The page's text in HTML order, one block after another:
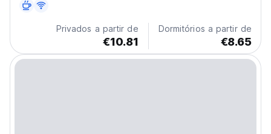
Privados a partir de
€10.81
Dormitórios a partir de
€8.65